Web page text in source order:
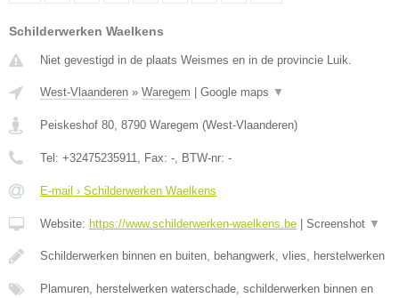
Schilderwerken Waelkens
Niet gevestigd in de plaats Weismes en in de provincie Luik.
West-Vlaanderen » Waregem Google maps ▼
Peiskeshof 80, 8790 Waregem (West-Vlaanderen)
Tel: +32475235911, Fax: -, BTW-nr: -
E-mail › Schilderwerken Waelkens
Website: https://www.schilderwerken-waelkens.be Screenshot ▼
Schilderwerken binnen en buiten, behangwerk, vlies, herstelwerken
Plamuren, herstelwerken waterschade, schilderwerken binnen en